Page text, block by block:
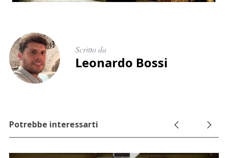
Scritto da
Leonardo Bossi
Potrebbe interessarti